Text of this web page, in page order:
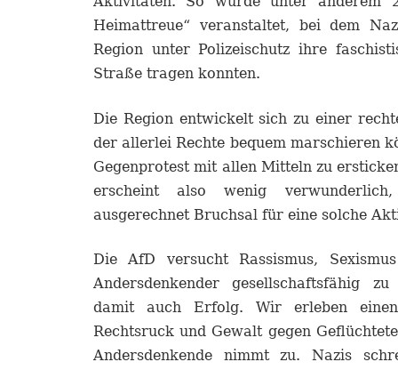
Heimattreue“ veranstaltet, bei dem
Region unter Polizeischutz ihre
Straße tragen konnten.
Die Region entwickelt sich zu einer
der allerlei Rechte bequem marschieren
Gegenprotest mit allen Mitteln zu
erscheint also wenig
ausgerechnet Bruchsal für eine solche
Die AfD versucht Rassismus,
Andersdenkender gesellschaftsfähig
damit auch Erfolg. Wir erleben
Rechtsruck und Gewalt gegen
Andersdenkende nimmt zu. Nazis